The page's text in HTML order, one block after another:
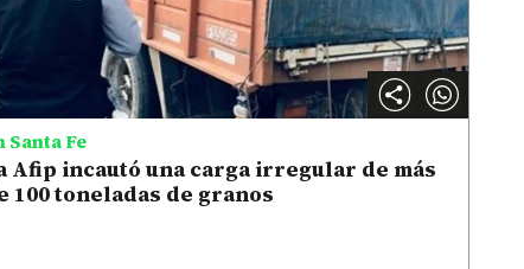
Santa Fe
Afip incautó una carga irregular de más
100 toneladas de granos